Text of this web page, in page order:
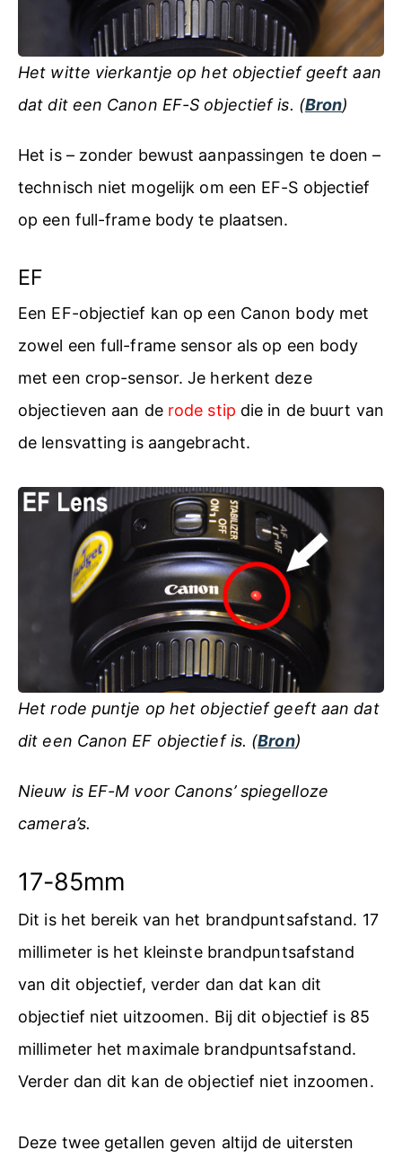
Het witte vierkantje op het objectief geeft aan
dat dit een Canon EF-S objectief is. (Bron)
Het is – zonder bewust aanpassingen te doen –
technisch niet mogelijk om een EF-S objectief
op een full-frame body te plaatsen.
EF
Een EF-objectief kan op een Canon body met
zowel een full-frame sensor als op een body
met een crop-sensor. Je herkent deze
objectieven aan de rode stip die in de buurt van
de lensvatting is aangebracht.
Het rode puntje op het objectief geeft aan dat
dit een Canon EF objectief is. (Bron)
Nieuw is EF-M voor Canons’ spiegelloze
camera’s.
17-85mm
Dit is het bereik van het brandpuntsafstand. 17
millimeter is het kleinste brandpuntsafstand
van dit objectief, verder dan dat kan dit
objectief niet uitzoomen. Bij dit objectief is 85
millimeter het maximale brandpuntsafstand.
Verder dan dit kan de objectief niet inzoomen.
Deze twee getallen geven altijd de uitersten